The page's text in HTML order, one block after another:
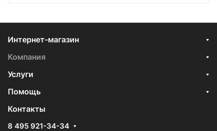
Интернет-магазин
Компания
Услуги
Помощь
Контакты
8 495 921-34-34